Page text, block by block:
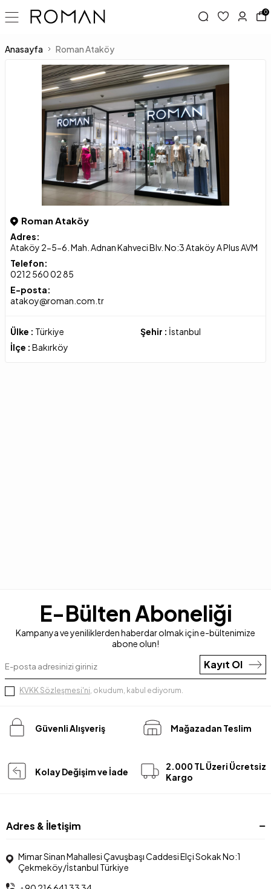
0
Anasayfa Roman Ataköy
Roman Ataköy
Adres:
Ataköy 2-5-6. Mah. Adnan Kahveci Blv. No:3 Ataköy A Plus AVM
Telefon:
0212 560 02 85
E-posta:
atakoy@roman.com.tr
Ülke : Türkiye Şehir : İstanbul
İlçe : Bakırköy
E-Bülten Aboneliği
Kampanya ve yeniliklerden haberdar olmak için e-bültenimize
abone olun!
Kayıt Ol
KVKK Sözleşmesi'ni , okudum, kabul ediyorum.
Güvenli Alışveriş Mağazadan Teslim
Kolay Değişim ve İade
2.000 TL Üzeri Ücretsiz
Kargo
Adres & İletişim
Mimar Sinan Mahallesi Çavuşbaşı Caddesi Elçi Sokak No:1
Çekmeköy/İstanbul Türkiye